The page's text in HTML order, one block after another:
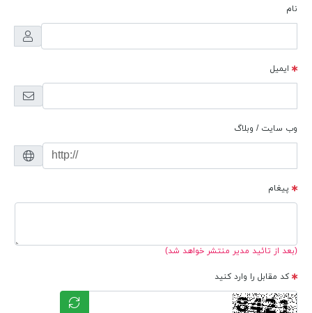
نام
ایمیل
وب سایت / وبلاگ
پیغام
(بعد از تائید مدیر منتشر خواهد شد)
کد مقابل را وارد کنید